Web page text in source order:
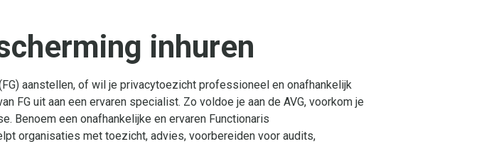
inhuren
aanstellen, of wil je privacytoezicht professioneel en onafhankelijk
FG uit aan een ervaren specialist. Zo voldoe je aan de AVG, voorkom je
Benoem een onafhankelijke en ervaren Functionaris
organisaties met toezicht, advies, voorbereiden voor audits,